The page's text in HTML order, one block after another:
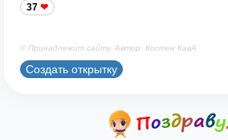
37
© Принадлежит сайту. Автор: Костен КавА
Создать открытку